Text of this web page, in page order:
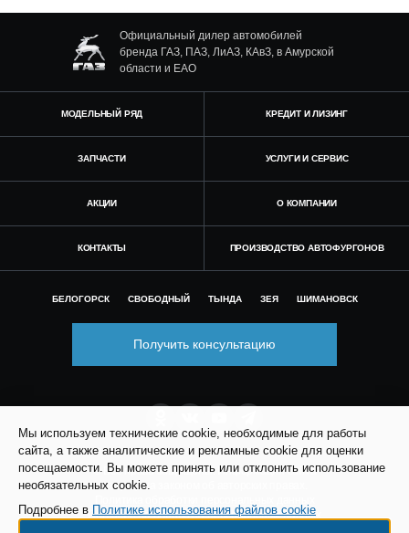
Официальный дилер автомобилей
бренда ГАЗ, ПАЗ, ЛиАЗ, КАвЗ, в Амурской
области и ЕАО
МОДЕЛЬНЫЙ РЯД КРЕДИТ И ЛИЗИНГ
ЗАПЧАСТИ УСЛУГИ И СЕРВИС
АКЦИИ О КОМПАНИИ
КОНТАКТЫ ПРОИЗВОДСТВО АВТОФУРГОНОВ
БЕЛОГОРСК СВОБОДНЫЙ ТЫНДА ЗЕЯ ШИМАНОВСК
Получить консультацию
© Все права защищены. Информация сайта
защищена законом об авторских правах.
Согласие на обработку персональных данных
Мы используем технические cookie, необходимые для работы
сайта, а также аналитические и рекламные cookie для оценки
посещаемости. Вы можете принять или отклонить использование
необязательных cookie.
Подробнее в Политике использования файлов cookie